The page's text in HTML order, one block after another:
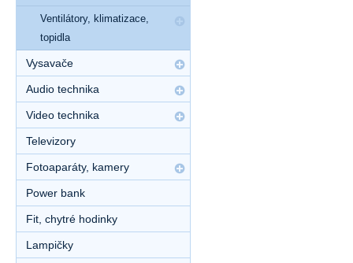
Ventilátory, klimatizace,
topidla
Vysavače
Audio technika
Video technika
Televizory
Fotoaparáty, kamery
Power bank
Fit, chytré hodinky
Lampičky